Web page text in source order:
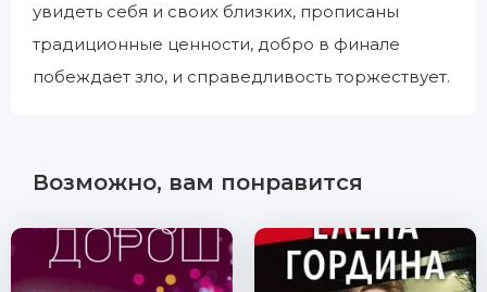
увидеть себя и своих близких, прописаны
традиционные ценности, добро в финале
побеждает зло, и справедливость торжествует.
Возможно, вам понравится